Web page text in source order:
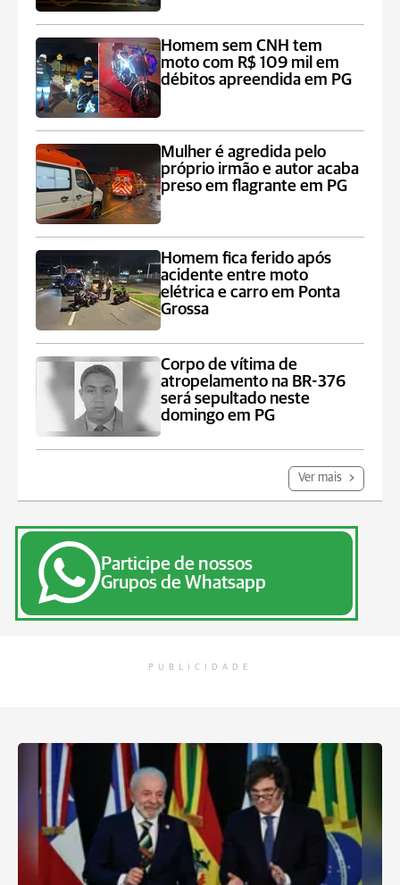
Homem sem CNH tem
moto com R$ 109 mil em
débitos apreendida em PG
Mulher é agredida pelo
próprio irmão e autor acaba
preso em flagrante em PG
Homem fica ferido após
acidente entre moto
elétrica e carro em Ponta
Grossa
Corpo de vítima de
atropelamento na BR-376
será sepultado neste
domingo em PG
Ver mais
Participe de nossos
Grupos de Whatsapp
PUBLICIDADE